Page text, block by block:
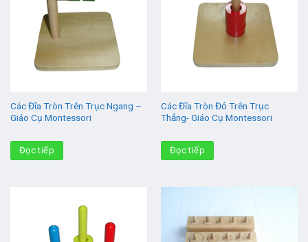
Các Đĩa Tròn Trên Trục Ngang –
Giáo Cụ Montessori
Đọc tiếp
Các Đĩa Tròn Đỏ Trên Trục
Thẳng- Giáo Cụ Montessori
Đọc tiếp